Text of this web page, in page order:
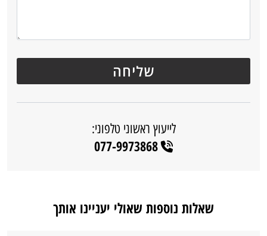
לייעוץ ראשוני טלפוני:
077-9973868
שאלות נוספות שאולי יעניינו אותך